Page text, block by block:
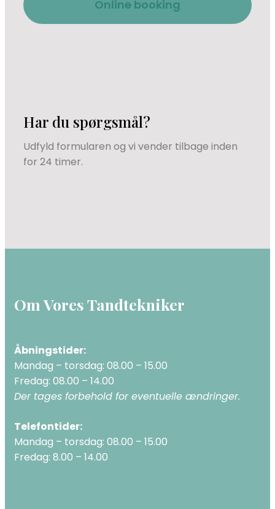
Online booking
Har du spørgsmål?
Udfyld formularen og vi vender tilbage inden
for 24 timer.
Om Vores Tandtekniker
Åbningstider:
Mandag – torsdag: 08.00 – 15.00
Fredag: 08.00 – 14.00
Der​ tages forbehold for eventuelle ændringer.
Telefontider​:
Mandag – torsdag: 08.00 – 15.00
Fredag: 8.00 – 14.00